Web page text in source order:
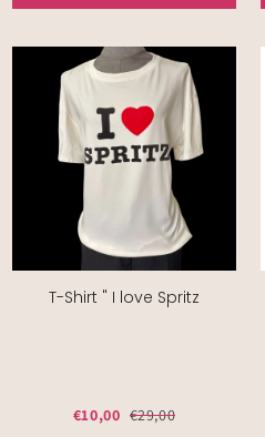
T-Shirt " I love Spritz
€10,00 €29,00